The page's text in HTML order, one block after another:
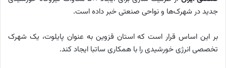
جدید در شهرک‌ها و نواحی صنعتی خبر داده است.
بر این اساس قرار است که استان قزوین به عنوان پایلوت، یک شهرک
تخصصی انرژی خورشیدی را با همکاری ساتبا ایجاد کند.